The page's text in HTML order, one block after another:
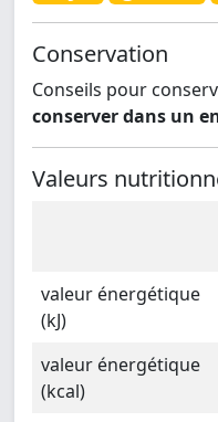
Conservation
Conseils pour
conserver dans un
Valeurs
valeur énergétique
(kJ)
valeur énergétique
(kcal)